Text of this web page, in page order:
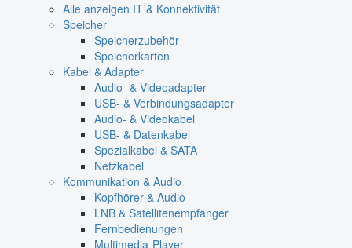
Alle anzeigen IT & Konnektivität
Speicher
Speicherzubehör
Speicherkarten
Kabel & Adapter
Audio- & Videoadapter
USB- & Verbindungsadapter
Audio- & Videokabel
USB- & Datenkabel
Spezialkabel & SATA
Netzkabel
Kommunikation & Audio
Kopfhörer & Audio
LNB & Satellitenempfänger
Fernbedienungen
Multimedia-Player